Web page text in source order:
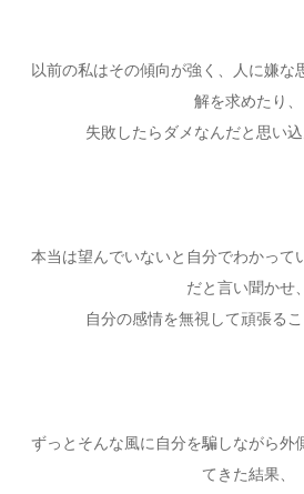
以前の私はその傾向が強く、人に嫌な
解を求めたり、
失敗したらダメなんだと思い込
本当は望んでいないと自分でわかって
だと言い聞かせ、
自分の感情を無視して頑張る
ずっとそんな風に自分を騙しながら外
てきた結果、